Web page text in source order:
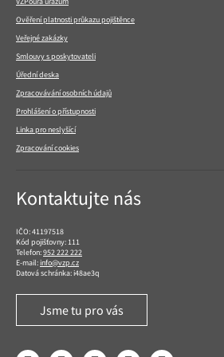
Ověření platnosti průkazu pojištěnce
Veřejné zakázky
Smlouvy s poskytovateli
Úřední deska
Zpracovávání osobních údajů
Prohlášení o přístupnosti
Linka pro neslyšící
Zpracování cookies
Kontaktujte nás
IČO: 41197518
Kód pojišťovny: 111
Telefon:952 222 222
E-mail:info@vzp.cz
Datová schránka: i48ae3q
Jsme tu pro vás
FacebookLinkedIn YouTube InstagramTwitter